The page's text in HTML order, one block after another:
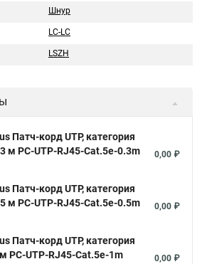
Шнур
LC-LC
LSZH
Патч-корд UTP, категория
м PC-UTP-RJ45-Cat.5e-0.3m
0,00 ₽
Патч-корд UTP, категория
м PC-UTP-RJ45-Cat.5e-0.5m
0,00 ₽
Патч-корд UTP, категория
PC-UTP-RJ45-Cat.5e-1m
0,00 ₽